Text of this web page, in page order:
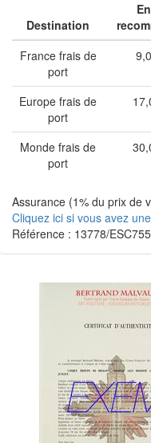
Destination
France frais de
port
Europe frais de
port
Monde frais de
port
Assurance (1% du prix de
Cliquez ici si vous avez
Référence : 13778/